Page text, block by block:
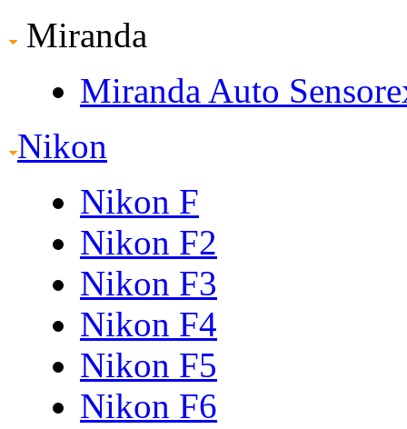
Miranda
Miranda Auto
Nikon
Nikon F
Nikon F2
Nikon F3
Nikon F4
Nikon F5
Nikon F6